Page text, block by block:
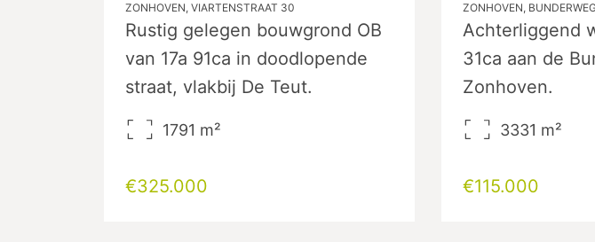
ZONHOVEN, VIARTENSTRAAT 30
Rustig gelegen bouwgrond OB
van 17a 91ca in doodlopende
straat, vlakbij De Teut.
1791 m²
€325.000
ZONHOVEN,
Achterliggend
31ca aan de
Zonhoven.
3331 m²
€115.000